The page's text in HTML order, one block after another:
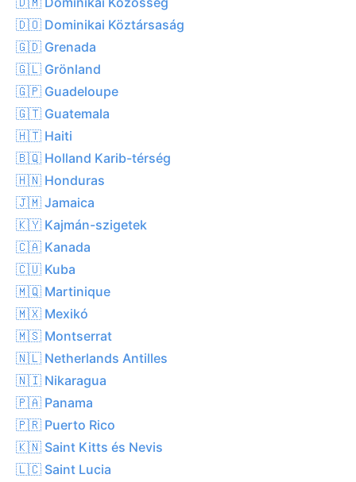
🇩🇴 Dominikai Köztársaság
🇬🇩 Grenada
🇬🇱 Grönland
🇬🇵 Guadeloupe
🇬🇹 Guatemala
🇭🇹 Haiti
🇧🇶 Holland Karib-térség
🇭🇳 Honduras
🇯🇲 Jamaica
🇰🇾 Kajmán-szigetek
🇨🇦 Kanada
🇨🇺 Kuba
🇲🇶 Martinique
🇲🇽 Mexikó
🇲🇸 Montserrat
🇳🇱 Netherlands Antilles
🇳🇮 Nikaragua
🇵🇦 Panama
🇵🇷 Puerto Rico
🇰🇳 Saint Kitts és Nevis
🇱🇨 Saint Lucia